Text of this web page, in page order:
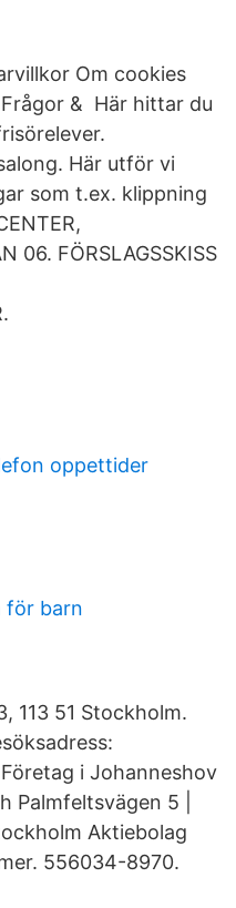
Om cookies
& Här hittar du
Här utför vi
som t.ex. klippning
06. FÖRSLAGSSKISS
oppettider
för barn
113 51 Stockholm.
i Johanneshov
Palmfeltsvägen 5 |
Aktiebolag
556034-8970.